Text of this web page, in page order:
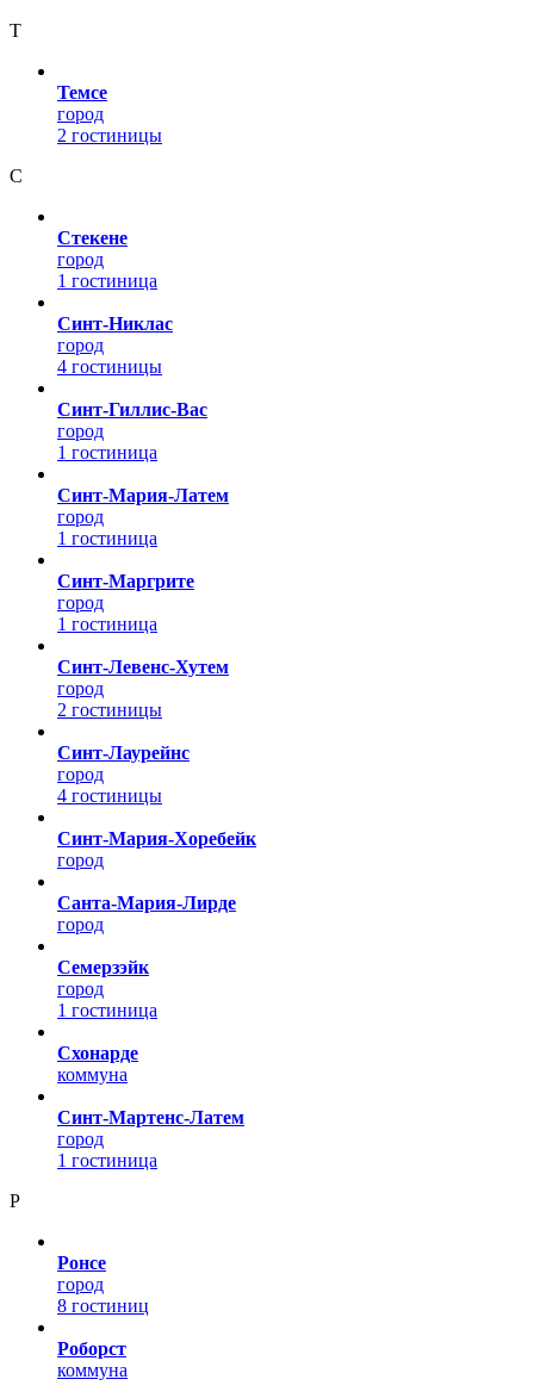
Т
Темсе
город
2 гостиницы
С
Стекене
город
1 гостиница
Синт-Никлас
город
4 гостиницы
Синт-Гиллис-Вас
город
1 гостиница
Синт-Мария-Латем
город
1 гостиница
Синт-Маргрите
город
1 гостиница
Синт-Левенс-Хутем
город
2 гостиницы
Синт-Лаурейнс
город
4 гостиницы
Синт-Мария-Хоребейк
город
Санта-Мария-Лирде
город
Семерзэйк
город
1 гостиница
Схонарде
коммуна
Синт-Мартенс-Латем
город
1 гостиница
Р
Ронсе
город
8 гостиниц
Роборст
коммуна